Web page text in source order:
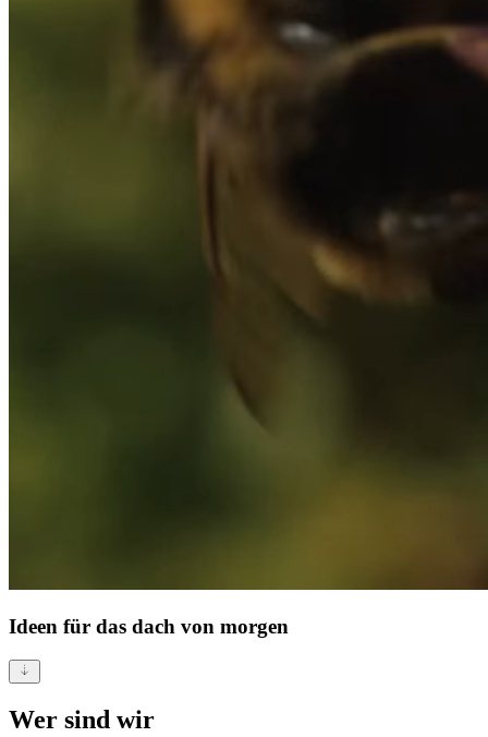
Ideen für das dach von morgen
Wer sind wir